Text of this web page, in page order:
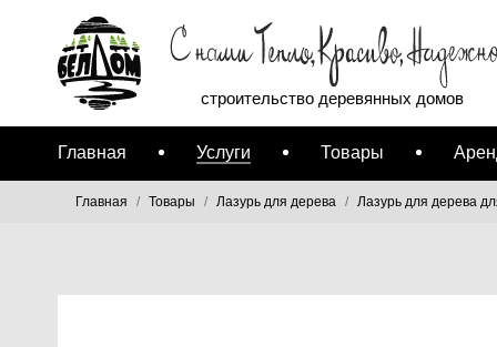
строительство деревянных домов
Главная Услуги Товары
Главная Товары Лазурь для дерева Лазурь для дерева